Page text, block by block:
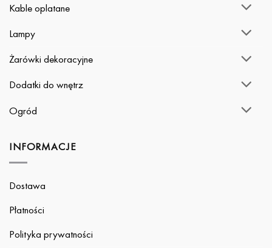
Kable oplatane
Lampy
Żarówki dekoracyjne
Dodatki do wnętrz
Ogród
INFORMACJE
Dostawa
Płatności
Polityka prywatności